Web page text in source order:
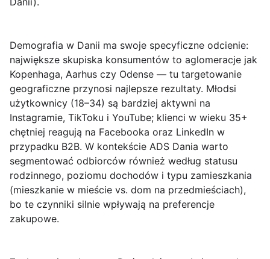
Demografia w Danii ma swoje specyficzne odcienie:
największe skupiska konsumentów to aglomeracje jak
Kopenhaga, Aarhus czy Odense — tu targetowanie
geograficzne przynosi najlepsze rezultaty. Młodsi
użytkownicy (18–34) są bardziej aktywni na
Instagramie, TikToku i YouTube; klienci w wieku 35+
chętniej reagują na Facebooka oraz LinkedIn w
przypadku B2B. W kontekście ADS Dania warto
segmentować odbiorców również według statusu
rodzinnego, poziomu dochodów i typu zamieszkania
(mieszkanie w mieście vs. dom na przedmieściach),
bo te czynniki silnie wpływają na preferencje
zakupowe.